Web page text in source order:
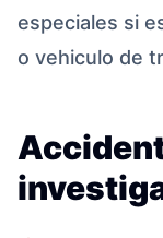
especiales si
o vehiculo de